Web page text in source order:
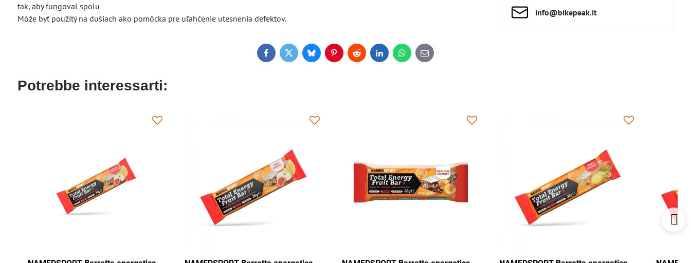
tak, aby fungoval spolu
Môže byť použitý na dušiach ako pomôcka pre uľahčenie utesnenia defektov.
info​@bikepeak​.it
FacebookTwitterBlueskyPinterestRedditLinkedInWhatsApp
E-
mail
Potrebbe interessarti: